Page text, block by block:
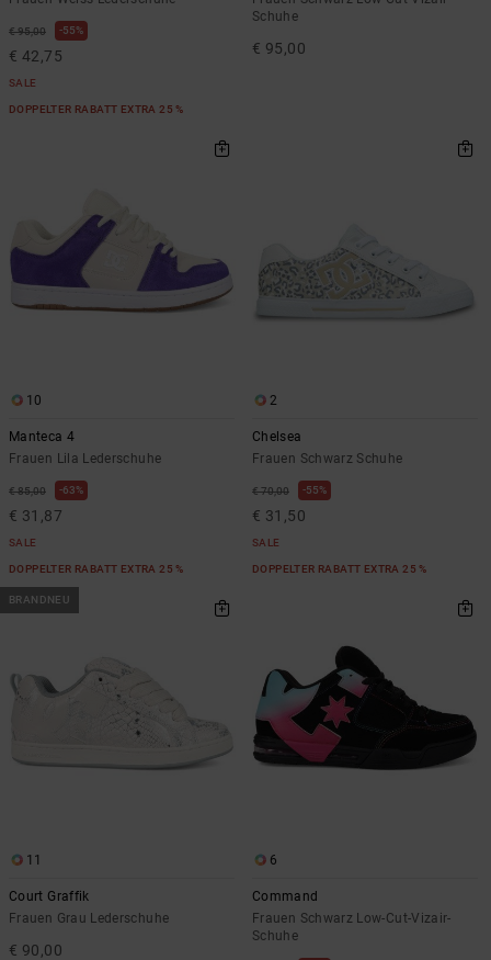
€ 95,00 55%
€ 42,75
SALE
DOPPELTER RABATT EXTRA 25 %
Schuhe
€ 95,00
10
Manteca 4
Frauen Lila Lederschuhe
€ 85,00 63%
€ 31,87
SALE
DOPPELTER RABATT EXTRA 25 %
2
Chelsea
Frauen Schwarz Schuhe
€ 70,00 55%
€ 31,50
SALE
DOPPELTER RABATT EXTRA 25 %
BRANDNEU
11
Court Graffik
Frauen Grau Lederschuhe
€ 90,00
6
Command
Frauen Schwarz Low-Cut-Vizair-
Schuhe